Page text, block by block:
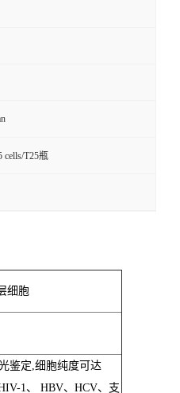
cells/T25瓶
细胞
鉴定,细胞纯度可达
1、 HBV、HCV、支